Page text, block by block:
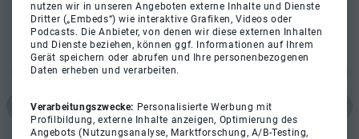
nutzen wir in unseren Angeboten externe Inhalte und Dienste
Dritter („Embeds“) wie interaktive Grafiken, Videos oder
Podcasts. Die Anbieter, von denen wir diese externen Inhalten
und Dienste beziehen, können ggf. Informationen auf Ihrem
Gerät speichern oder abrufen und Ihre personenbezogenen
Daten erheben und verarbeiten.
Verarbeitungszwecke: Personalisierte Werbung mit
Profilbildung, externe Inhalte anzeigen, Optimierung des
Angebots (Nutzungsanalyse, Marktforschung, A/B-Testing,